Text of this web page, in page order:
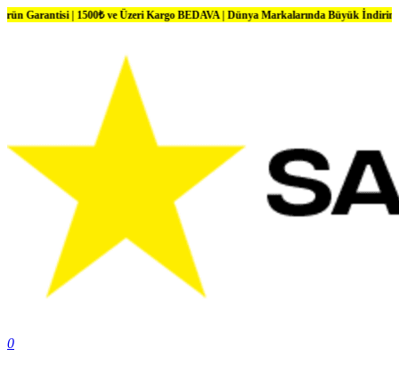
| 1500₺ ve Üzeri Kargo BEDAVA | Dünya Markalarında Büyük İndirimler
0